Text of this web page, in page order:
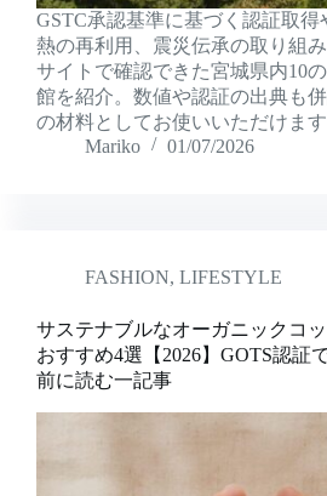
GSTC承認基準に基づく認証取得
熱の再利用、震災伝承の取り組
サイトで確認できた宮城県内10
館を紹介。数値や認証の出典も
の材料としてお使いいただけます
Mariko
01/07/2026
FASHION, LIFESTYLE
サステナブルなオーガニックコ
おすすめ4選【2026】GOTS認証
前に読む一記事